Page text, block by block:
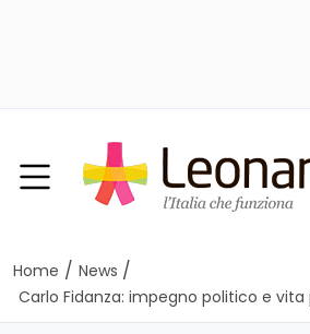
Home / News /
Carlo Fidanza: impegno politico e vita